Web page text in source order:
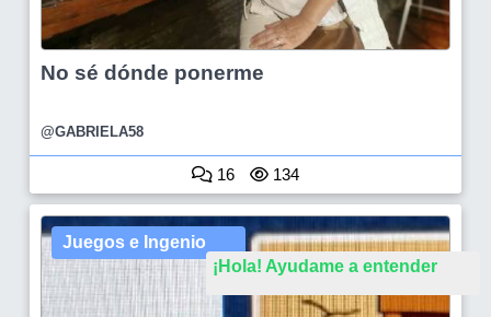
¡Hola! Ayudame a entender
No sé dónde ponerme
@GABRIELA58
16 134
Juegos e Ingenio